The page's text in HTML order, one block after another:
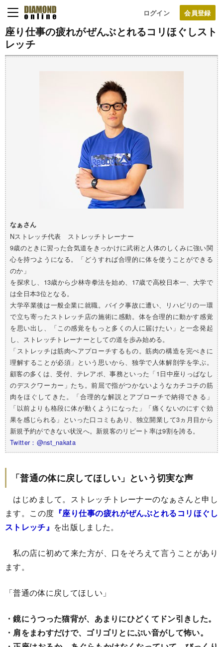
ログイン
座り仕事の疲れがぜんぶとれるコリほぐしスト
レッチ
なぁさん
Nストレッチ代表 ストレッチトレーナー
9歳のときに習った合気道をきっかけに武術と人体のしくみに強い関
心を持つようになる。「どうすれば合理的に体を使うことができる
のか」
を探求し、13歳から少林寺拳法を始め、17歳で高校日本一、大学で
は全日本3位となる。
大学卒業後は一般企業に就職。バイク事故に遭い、リハビリの一環
で立ち寄ったストレッチ店の施術に感動。体を合理的に動かす感覚
を思い出し、「この感覚をもっと多くの人に届けたい」と一念発起
し、ストレッチトレーナーとしての道を歩み始める。
「ストレッチは筋肉へアプローチするもの。筋肉の構造を完ぺきに
理解することが必須」という思いから、独学で人体解剖学を学ぶ。
顧客の多くは、受付、テレアポ、事務といった「1日中座りっぱなし
のデスクワーカー」たち。前屈で指がつかないようなカチコチの筋
肉をほぐしてきた。「合理的な解説とアプローチで納得できる」
「以前よりも格段に体が動くようになった」「痛くないのにすぐ効
果を感じられる」といった口コミもあり、独立開業して3ヵ月目から
新規予約ができない状況へ。新規客のリピート率は9割を誇る。
Twitter：@nst_nakata
「普通の体に戻してほしい」という切実な声
はじめまして。ストレッチトレーナーのなぁさんと申し
ます。この度 『座り仕事の疲れがぜんぶとれるコリほぐし
ストレッチ』 を出版しました。
私の店に初めて来た方が、口をそろえて言うことがあり
ます。
「普通の体に戻してほしい」
・鏡にうつった猫背が、あまりにひどくてドン引きした。
・肩をまわすだけで、ゴリゴリとにぶい音がして怖い。